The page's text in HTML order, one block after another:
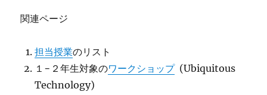
関連ページ
担当授業のリスト
１−２年生対象のワークショップ(Ubiquitous
Technology)